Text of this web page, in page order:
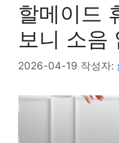
할메이드
보니 소음
2026-04-19 작성자: